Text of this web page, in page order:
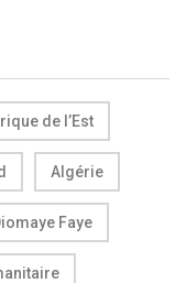
de l’Est
Algérie
Faye